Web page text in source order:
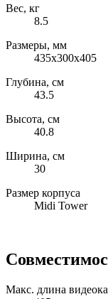
Вес, кг
8.5
Размеры, мм
435x300x405
Глубина, см
43.5
Высота, см
40.8
Ширина, см
30
Размер корпуса
Midi Tower
Макс. длина